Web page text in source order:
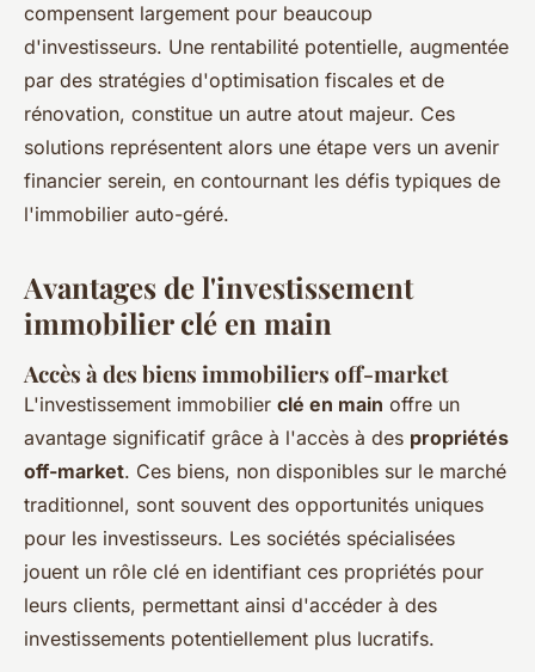
compensent largement pour beaucoup
d'investisseurs. Une rentabilité potentielle, augmentée
par des stratégies d'optimisation fiscales et de
rénovation, constitue un autre atout majeur. Ces
solutions représentent alors une étape vers un avenir
financier serein, en contournant les défis typiques de
l'immobilier auto-géré.
Avantages de l'investissement
immobilier clé en main
Accès à des biens immobiliers off-market
L'investissement immobilier clé en main offre un
avantage significatif grâce à l'accès à des propriétés
off-market. Ces biens, non disponibles sur le marché
traditionnel, sont souvent des opportunités uniques
pour les investisseurs. Les sociétés spécialisées
jouent un rôle clé en identifiant ces propriétés pour
leurs clients, permettant ainsi d'accéder à des
investissements potentiellement plus lucratifs.